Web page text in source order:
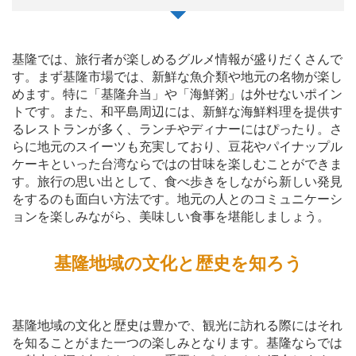
基隆では、旅行者が楽しめるグルメ情報が盛りだくさんで
す。まず基隆市場では、新鮮な魚介類や地元の名物が楽し
めます。特に「基隆弁当」や「海鮮粥」は外せないポイン
トです。また、和平島周辺には、新鮮な海鮮料理を提供す
るレストランが多く、ランチやディナーにはぴったり。さ
らに地元のスイーツも充実しており、豆花やパイナップル
ケーキといった台湾ならではの甘味を楽しむことができま
す。旅行の思い出として、食べ歩きをしながら新しい発見
をするのも面白い方法です。地元の人とのコミュニケーシ
ョンを楽しみながら、美味しい食事を堪能しましょう。
基隆地域の文化と歴史を知ろう
基隆地域の文化と歴史は豊かで、観光に訪れる際にはそれ
を知ることがまた一つの楽しみとなります。基隆ならでは